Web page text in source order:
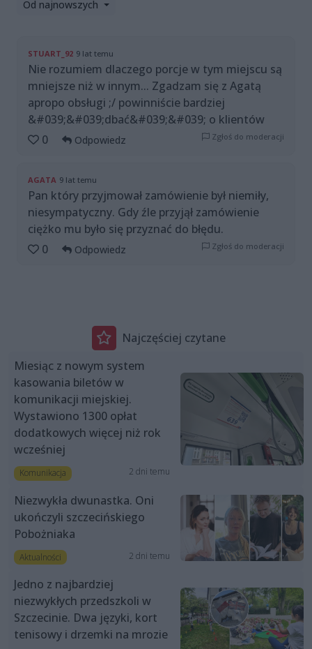
Od najnowszych
STUART_92 9 lat temu
Nie rozumiem dlaczego porcje w tym miejscu są
mniejsze niż w innym... Zgadzam się z Agatą
apropo obsługi ;/ powinniście bardziej
&#039;&#039;dbać&#039;&#039; o klientów
0
Odpowiedz Zgłoś do moderacji
AGATA 9 lat temu
Pan który przyjmował zamówienie był niemiły,
niesympatyczny. Gdy źle przyjął zamówienie
ciężko mu było się przyznać do błędu.
0
Odpowiedz Zgłoś do moderacji
Najczęściej czytane
Miesiąc z nowym system
kasowania biletów w
komunikacji miejskiej.
Wystawiono 1300 opłat
dodatkowych więcej niż rok
wcześniej
Komunikacja 2 dni temu
Niezwykła dwunastka. Oni
ukończyli szczecińskiego
Pobożniaka
Aktualności 2 dni temu
Jedno z najbardziej
niezwykłych przedszkoli w
Szczecinie. Dwa języki, kort
tenisowy i drzemki na mrozie